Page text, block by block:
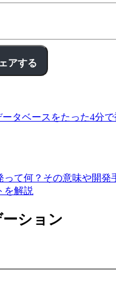
アする
タベースをたった4分
って何？その意味や開発
を解説
ション